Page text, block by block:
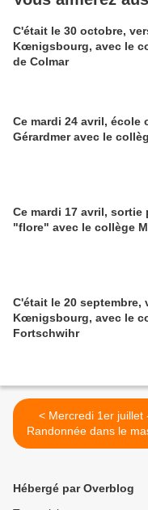
C'était le 30 octobre,
Kœnigsbourg, avec le
de Colmar
Ce mardi 24 avril, école
Gérardmer avec le
Ce mardi 17 avril, sortie
"flore" avec le collège
C'était le 20 septembre,
Kœnigsbourg, avec le
Fortschwihr
< Mercredi 1er juillet -
Randonnée dans le
du Tanet
Hébergé par Overblog